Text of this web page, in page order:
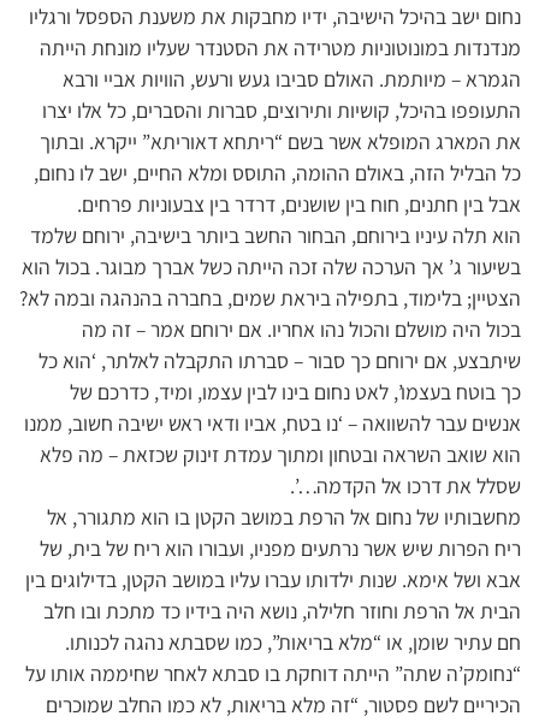
נחום ישב בהיכל הישיבה, ידיו מחבקות את משענת הספסל ורגליו
מנדנדות במונוטוניות מטרידה את הסטנדר שעליו מונחת הייתה
הגמרא – מיותמת. האולם סביבו געש ורעש, הוויות אביי ורבא
התעופפו בהיכל, קושיות ותירוצים, סברות והסברים, כל אלו יצרו
את המארג המופלא אשר בשם “ריתחא דאוריתא” ייקרא. ובתוך
כל הבליל הזה, באולם ההומה, התוסס ומלא החיים, ישב לו נחום,
אבל בין חתנים, חוח בין שושנים, דרדר בין צבעוניות פרחים.
הוא תלה עיניו בירוחם, הבחור החשב ביותר בישיבה, ירוחם שלמד
בשיעור ג’ אך הערכה שלה זכה הייתה כשל אברך מבוגר. בכול הוא
הצטיין; בלימוד, בתפילה ביראת שמים, בחברה בהנהגה ובמה לא?
בכול היה מושלם והכול נהו אחריו. אם ירוחם אמר – זה מה
שיתבצע, אם ירוחם כך סבור – סברתו התקבלה לאלתר, ‘הוא כל
כך בוטח בעצמו’, לאט נחום בינו לבין עצמו, ומיד, כדרכם של
אנשים עבר להשוואה – ‘נו בטח, אביו ודאי ראש ישיבה חשוב, ממנו
הוא שואב השראה ובטחון ומתוך עמדת זינוק שכזאת – מה פלא
שסלל את דרכו אל הקדמה…’.
מחשבותיו של נחום אל הרפת במושב הקטן בו הוא מתגורר, אל
ריח הפרות שיש אשר נרתעים מפניו, ועבורו הוא ריח של בית, של
אבא ושל אימא. שנות ילדותו עברו עליו במושב הקטן, בדילוגים בין
הבית אל הרפת וחוזר חלילה, נושא היה בידיו כד מתכת ובו חלב
חם עתיר שומן, או “מלא בריאות”, כמו שסבתא נהגה לכנותו.
“נחומק’ה שתה” הייתה דוחקת בו סבתא לאחר שחיממה אותו על
הכיריים לשם פסטור, “זה מלא בריאות, לא כמו החלב שמוכרים